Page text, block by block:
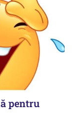
pentru